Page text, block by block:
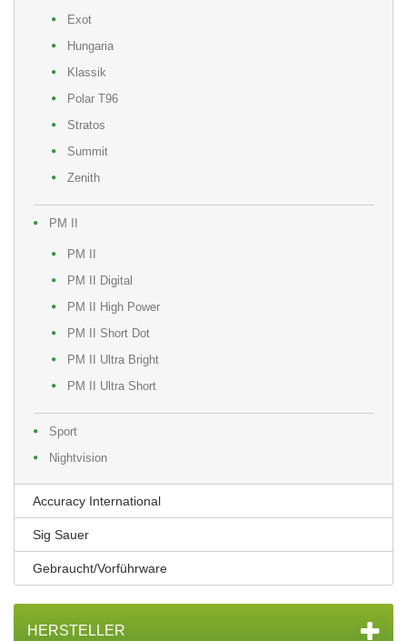
Exot
Hungaria
Klassik
Polar T96
Stratos
Summit
Zenith
PM II
PM II
PM II Digital
PM II High Power
PM II Short Dot
PM II Ultra Bright
PM II Ultra Short
Sport
Nightvision
Accuracy International
Sig Sauer
Gebraucht/Vorführware
HERSTELLER